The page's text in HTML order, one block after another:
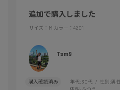
追加で購入しました
サイズ：M カラー：4201
Tsm9
購入確認済み 年代:30代 性別:男性